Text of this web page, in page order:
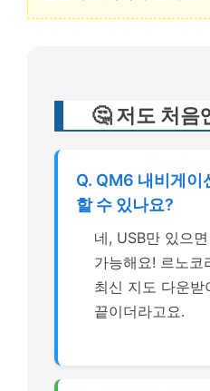
🤔 저도 처음
Q. QM6 내비게이
할 수 있나요?
네, USB만 있으
가능해요! 르노코
최신 지도 다운받
끝이더라고요.